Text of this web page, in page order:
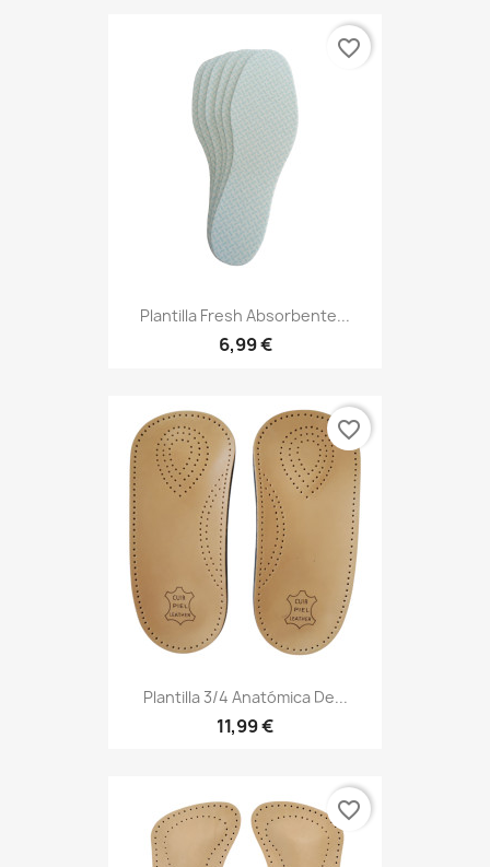
Plantilla Fresh Absorbente...
6,99 €
favorite_border
Plantilla 3/4 Anatómica De...
11,99 €
favorite_border
favorite_border